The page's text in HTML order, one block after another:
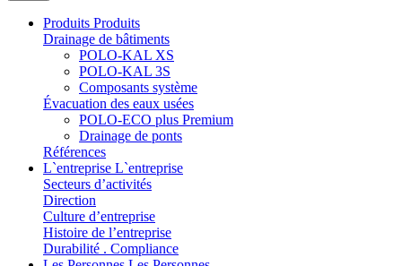
Produits Produits
Drainage de bâtiments
POLO-KAL XS
POLO-KAL 3S
Composants système
Évacuation des eaux usées
POLO-ECO plus Premium
Drainage de ponts
Références
L`entreprise L`entreprise
Secteurs d’activités
Direction
Culture d’entreprise
Histoire de l’entreprise
Durabilité . Compliance